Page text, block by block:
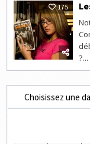
175
?...
Choisissez une